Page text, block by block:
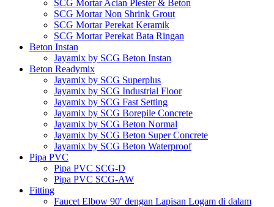
SCG Mortar Acian Plester & Beton
SCG Mortar Non Shrink Grout
SCG Mortar Perekat Keramik
SCG Mortar Perekat Bata Ringan
Beton Instan
Jayamix by SCG Beton Instan
Beton Readymix
Jayamix by SCG Superplus
Jayamix by SCG Industrial Floor
Jayamix by SCG Fast Setting
Jayamix by SCG Borepile Concrete
Jayamix by SCG Beton Normal
Jayamix by SCG Beton Super Concrete
Jayamix by SCG Beton Waterproof
Pipa PVC
Pipa PVC SCG-D
Pipa PVC SCG-AW
Fitting
Faucet Elbow 90′ dengan Lapisan Logam di dalam